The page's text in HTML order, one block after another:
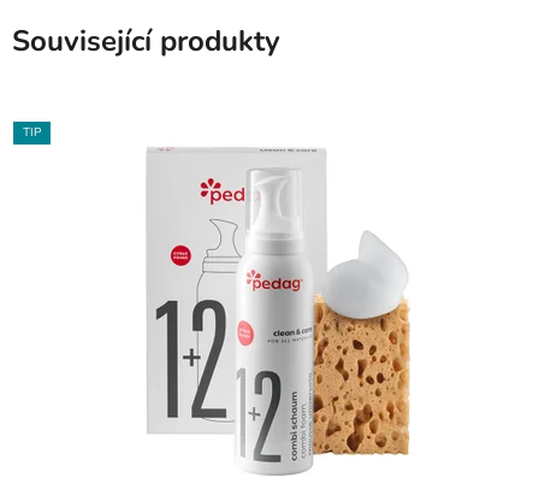
Související produkty
TIP